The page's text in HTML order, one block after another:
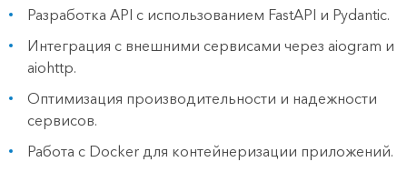
Разработка API с использованием FastAPI и Pydantic.
Интеграция с внешними сервисами через aiogram и
aiohttp.
Оптимизация производительности и надежности
сервисов.
Работа с Docker для контейнеризации приложений.